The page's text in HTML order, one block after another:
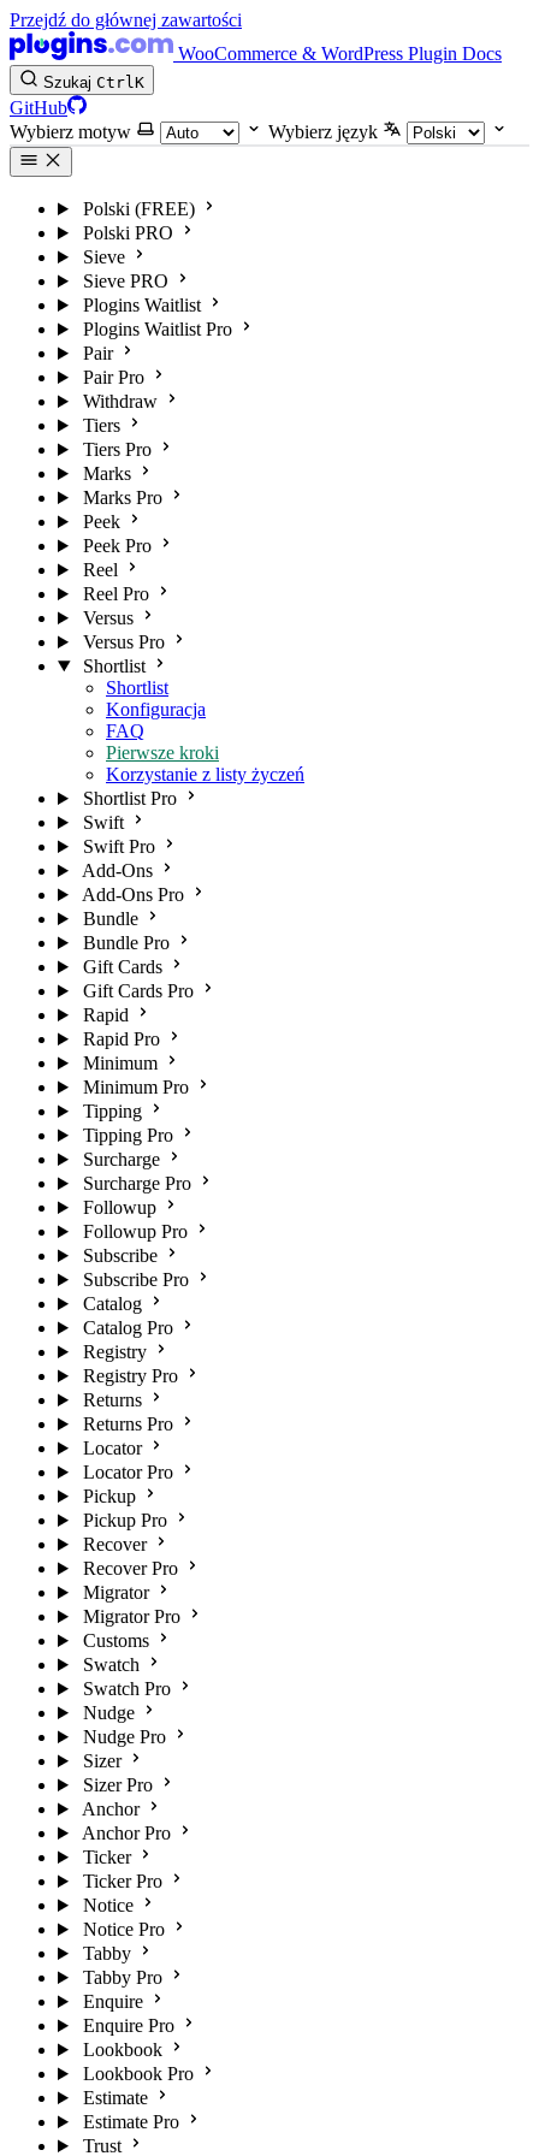
Przejdź do głównej zawartości
WooCommerce & WordPress Plugin Docs
Szukaj CtrlK
GitHub
Wybierz motyw
Wybierz język
Polski (FREE)
Polski PRO
Sieve
Sieve PRO
Plogins Waitlist
Plogins Waitlist Pro
Pair
Pair Pro
Withdraw
Tiers
Tiers Pro
Marks
Marks Pro
Peek
Peek Pro
Reel
Reel Pro
Versus
Versus Pro
Shortlist
Shortlist
Konfiguracja
FAQ
Pierwsze kroki
Korzystanie z listy życzeń
Shortlist Pro
Swift
Swift Pro
Add-Ons
Add-Ons Pro
Bundle
Bundle Pro
Gift Cards
Gift Cards Pro
Rapid
Rapid Pro
Minimum
Minimum Pro
Tipping
Tipping Pro
Surcharge
Surcharge Pro
Followup
Followup Pro
Subscribe
Subscribe Pro
Catalog
Catalog Pro
Registry
Registry Pro
Returns
Returns Pro
Locator
Locator Pro
Pickup
Pickup Pro
Recover
Recover Pro
Migrator
Migrator Pro
Customs
Swatch
Swatch Pro
Nudge
Nudge Pro
Sizer
Sizer Pro
Anchor
Anchor Pro
Ticker
Ticker Pro
Notice
Notice Pro
Tabby
Tabby Pro
Enquire
Enquire Pro
Lookbook
Lookbook Pro
Estimate
Estimate Pro
Trust